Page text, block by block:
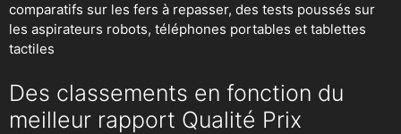
comparatifs sur les fers à repasser, des tests poussés sur
les aspirateurs robots, téléphones portables et tablettes
tactiles
Des classements en fonction du
meilleur rapport Qualité Prix